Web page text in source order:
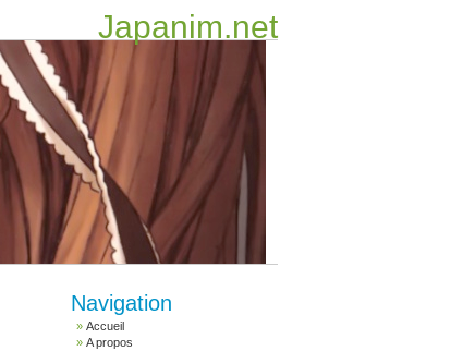
Japanim.net
Navigation
Accueil
A propos